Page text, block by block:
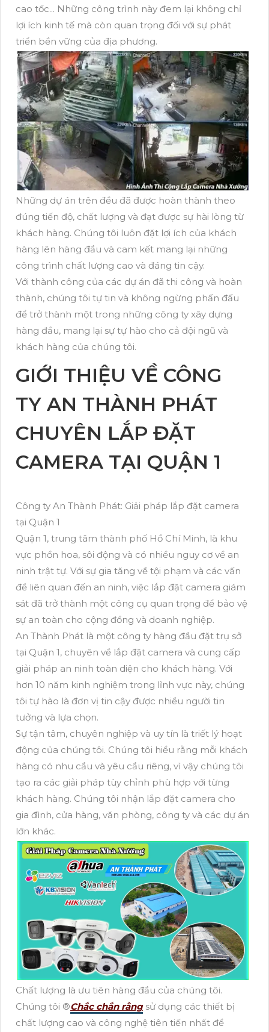
cao tốc... Những công trình này đem lại không chỉ
lợi ích kinh tế mà còn quan trọng đối với sự phát
triển bền vững của địa phương.
Những dự án trên đều đã được hoàn thành theo
đúng tiến độ, chất lượng và đạt được sự hài lòng từ
khách hàng. Chúng tôi luôn đặt lợi ích của khách
hàng lên hàng đầu và cam kết mang lại những
công trình chất lượng cao và đáng tin cậy.
Với thành công của các dự án đã thi công và hoàn
thành, chúng tôi tự tin và không ngừng phấn đấu
để trở thành một trong những công ty xây dựng
hàng đầu, mang lại sự tự hào cho cả đội ngũ và
khách hàng của chúng tôi.
GIỚI THIỆU VỀ CÔNG
TY AN THÀNH PHÁT
CHUYÊN LẮP ĐẶT
CAMERA TẠI QUẬN 1
Công ty An Thành Phát: Giải pháp lắp đặt camera
tại Quận 1
Quận 1, trung tâm thành phố Hồ Chí Minh, là khu
vực phồn hoa, sôi động và có nhiều nguy cơ về an
ninh trật tự. Với sự gia tăng về tội phạm và các vấn
đề liên quan đến an ninh, việc lắp đặt camera giám
sát đã trở thành một công cụ quan trọng để bảo vệ
sự an toàn cho cộng đồng và doanh nghiệp.
An Thành Phát là một công ty hàng đầu đặt trụ sở
tại Quận 1, chuyên về lắp đặt camera và cung cấp
giải pháp an ninh toàn diện cho khách hàng. Với
hơn 10 năm kinh nghiệm trong lĩnh vực này, chúng
tôi tự hào là đơn vị tin cậy được nhiều người tin
tưởng và lựa chọn.
Sự tận tâm, chuyên nghiệp và uy tín là triết lý hoạt
động của chúng tôi. Chúng tôi hiểu rằng mỗi khách
hàng có nhu cầu và yêu cầu riêng, vì vậy chúng tôi
tạo ra các giải pháp tùy chỉnh phù hợp với từng
khách hàng. Chúng tôi nhận lắp đặt camera cho
gia đình, cửa hàng, văn phòng, công ty và các dự án
lớn khác.
Chất lượng là ưu tiên hàng đầu của chúng tôi.
Chúng tôi ®️Chắc chắn rằngsử dụng các thiết bị
chất lượng cao và công nghệ tiên tiến nhất để